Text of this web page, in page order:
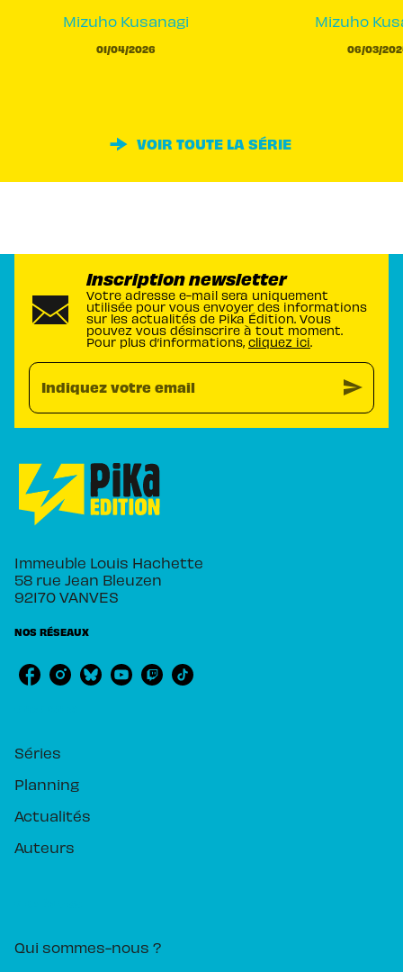
Mizuho Kusanagi
01/04/2026
Mizuho
06/03/
VOIR TOUTE LA SÉRIE
Inscription newsletter
Votre adresse e-mail sera uniquement
utilisée pour vous envoyer des informations
sur les actualités de Pika Édition. Vous
pouvez vous désinscrire à tout moment.
Pour plus d’informations, cliquez ici.
Indiquez votre email send
Immeuble Louis Hachette
58 rue Jean Bleuzen
92170 VANVES
NOS RÉSEAUX
Séries
Planning
Actualités
Auteurs
Qui sommes-nous ?